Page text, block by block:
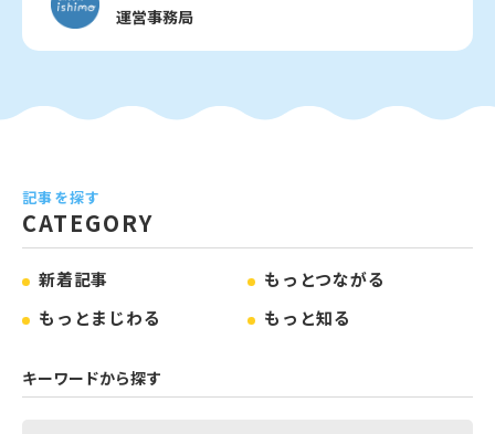
運営事務局
記事を探す
CATEGORY
新着記事
もっとつながる
もっとまじわる
もっと知る
キーワードから探す